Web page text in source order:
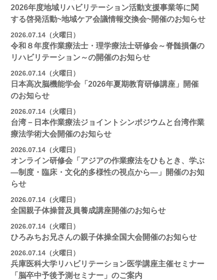
2026年度地域リハビリテーション活動支援事業等に関
する啓発活動~地域ケア会議情報交換会~開催のお知らせ
2026.07.14（火曜日）
令和８年度作業療法士・理学療法士研修会～脊髄損傷の
リハビリテーション～の開催のお知らせ
2026.07.14（火曜日）
日本高次脳機能学会「2026年夏期教育研修講座」開催
のお知らせ
2026.07.14（火曜日）
台湾－日本作業療法ジョイントシンポジウムと台湾作業
療法学術大会開催のお知らせ
2026.07.14（火曜日）
オンライン研修会「アジアの作業療法をひもとき、学ぶ
―制度・臨床・文化的多様性の視点から―」開催のお知
らせ
2026.07.14（火曜日）
全国親子体操普及員養成講座開催のお知らせ
2026.07.14（火曜日）
ひろみちお兄さんの親子体操全国大会開催のお知らせ
2026.07.14（火曜日）
兵庫医科大学リハビリテーション医学講座主催セミナー
「脳卒中予後予測セミナー」のご案内